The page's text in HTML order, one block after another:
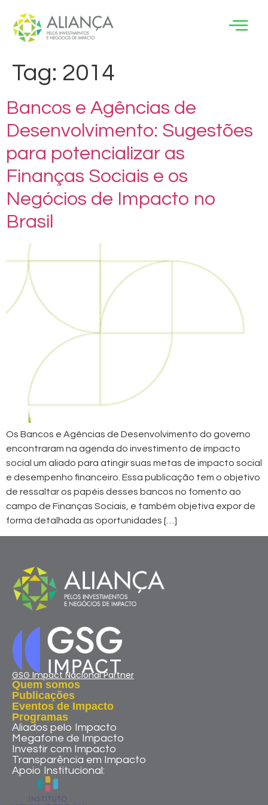
Tag: 2014
Bancos e Agências de
Desenvolvimento: Sugestões
para potencializar as
Finanças Sociais e os
Negócios de Impacto no
Brasil
Os Bancos e Agências de Desenvolvimento do governo
encontraram na agenda do investimento de impacto
social um aliado para atingir suas metas de impacto social
e desempenho financeiro. Essa publicação tem o objetivo
de ressaltar os papéis desses bancos no fomento ao
campo de Finanças Sociais, e também objetiva expor de
forma detalhada as oportunidades […]
GSG Impact Nacional Partner
Quem somos
Publicações
Eventos de Impacto
Programas
Aliados pelo Impacto
Megafone de Impacto
Investir com Impacto
Transparência em Impacto
Apoio Institucional: